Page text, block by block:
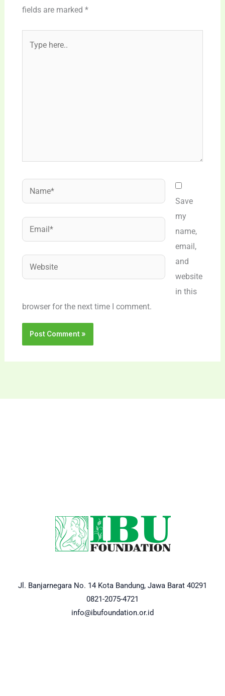
fields are marked *
here..
Name*
Website
Save
my
name,
email,
and
website
in this
browser for the next time I comment.
Jl. Banjarnegara No. 14 Kota Bandung, Jawa Barat 40291
0821-2075-4721
info@ibufoundation.or.id